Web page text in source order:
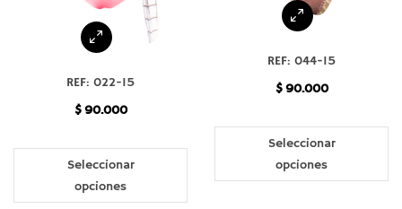
REF: 022-15
$90.000
Seleccionar
opciones
REF: 044-15
$90.000
Seleccionar
opciones